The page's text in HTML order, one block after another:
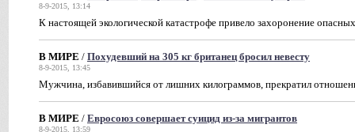
8-9-2015, 13:14
К настоящей экологической катастрофе привело захоронение
В МИРЕ / Похудевший на 305 кг британец бросил невесту
8-9-2015, 13:45
Мужчина, избавившийся от лишних килограммов, прекратил
В МИРЕ / Евросоюз совершает суицид из-за мигрантов
8-9-2015, 13:59